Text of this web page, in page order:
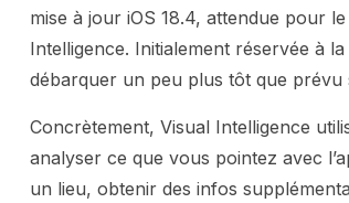
mise à jour iOS 18.4, attendue pour
Intelligence. Initialement réservée à
débarquer un peu plus tôt que prévu
Concrètement, Visual Intelligence
analyser ce que vous pointez avec
un lieu, obtenir des infos